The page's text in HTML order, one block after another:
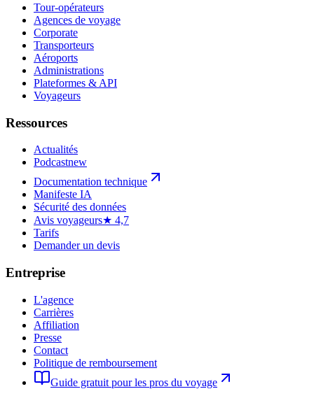
Tour-opérateurs
Agences de voyage
Corporate
Transporteurs
Aéroports
Administrations
Plateformes & API
Voyageurs
Ressources
Actualités
Podcastnew
Documentation technique
Manifeste IA
Sécurité des données
Avis voyageurs★ 4,7
Tarifs
Demander un devis
Entreprise
L'agence
Carrières
Affiliation
Presse
Contact
Politique de remboursement
Guide gratuit pour les pros du voyage